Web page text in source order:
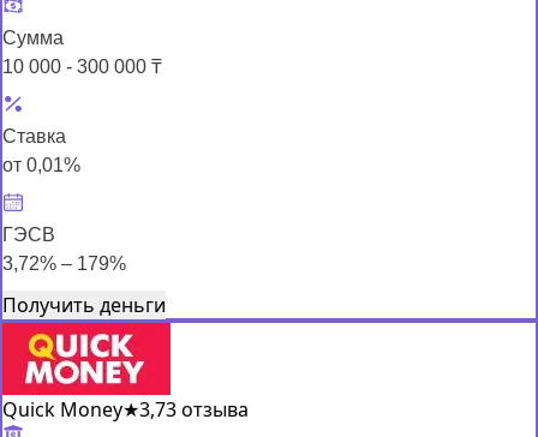
Сумма
10 000 - 300 000 ₸
Ставка
от 0,01%
ГЭСВ
3,72% – 179%
Получить деньги
Quick Money★3,73 отзыва